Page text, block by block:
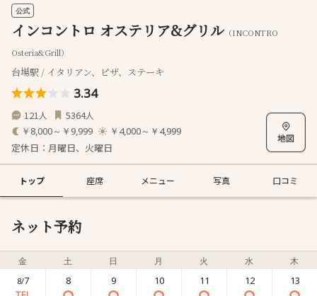
公式
インコントロ オステリア&グリル （INCONTRO
Osteria&Grill）
台場駅 / イタリアン、ピザ、ステーキ
3.34
121人 5364人
￥8,000～￥9,999 ￥4,000～￥4,999
定休日：月曜日、火曜日
トップ 座席 メニュー 写真 口コミ
ネット予約
金 土 日 月 火 水 木
8/7 8 9 10 11 12 13